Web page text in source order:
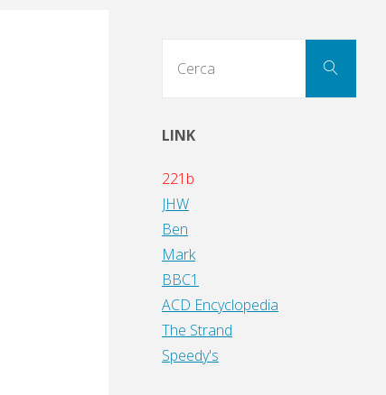
Cerca
LINK
221b
JHW
Ben
Mark
BBC1
ACD Encyclopedia
The Strand
Speedy's